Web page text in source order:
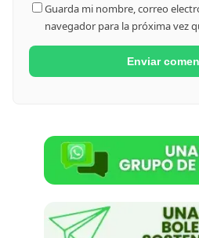
Guarda mi nombre, correo
navegador para la próxima vez